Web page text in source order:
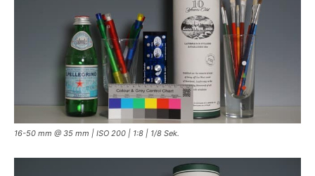
16-50 mm @ 35 mm | ISO 200 | 1:8 | 1/8 Sek.